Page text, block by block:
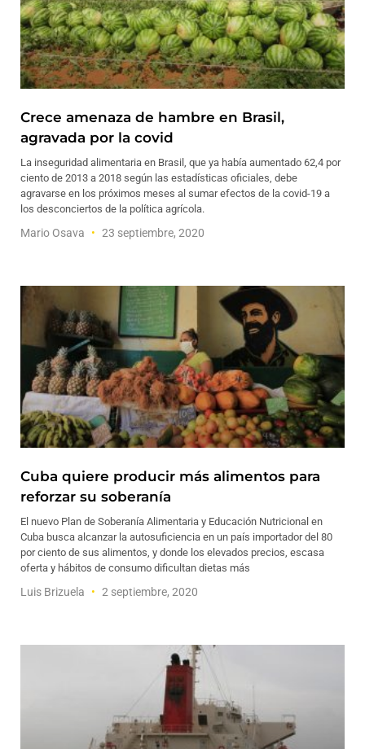
Crece amenaza de hambre en Brasil,
agravada por la covid
La inseguridad alimentaria en Brasil, que ya había aumentado 62,4 por
ciento de 2013 a 2018 según las estadísticas oficiales, debe
agravarse en los próximos meses al sumar efectos de la covid-19 a
los desconciertos de la política agrícola.
Mario Osava 23 septiembre, 2020
Cuba quiere producir más alimentos para
reforzar su soberanía
El nuevo Plan de Soberanía Alimentaria y Educación Nutricional en
Cuba busca alcanzar la autosuficiencia en un país importador del 80
por ciento de sus alimentos, y donde los elevados precios, escasa
oferta y hábitos de consumo dificultan dietas más
Luis Brizuela 2 septiembre, 2020